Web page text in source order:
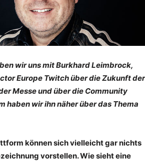
wir uns mit Burkhard Leimbrock,
Europe Twitch über die Zukunft der
Messe und über die Community
haben wir ihn näher über das Thema
können sich vielleicht gar nichts
vorstellen. Wie sieht eine